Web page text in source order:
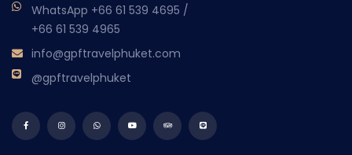
WhatsApp +66 61 539 4695 /
+66 61 539 4965
info@gpftravelphuket.com
@gpftravelphuket